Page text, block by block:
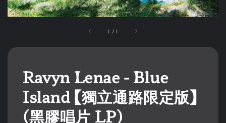
1 /1
Ravyn Lenae - Blue
Island 【獨立通路限定版】
(黑膠唱片 LP)